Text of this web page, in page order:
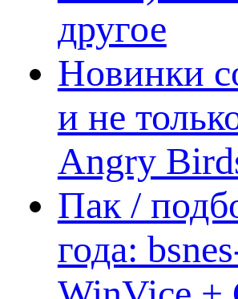
другое
Новинки
и не
Angry
Пак /
года: